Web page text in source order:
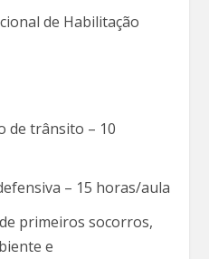
de Habilitação
de trânsito – 10
– 15 horas/aula
primeiros socorros,
e